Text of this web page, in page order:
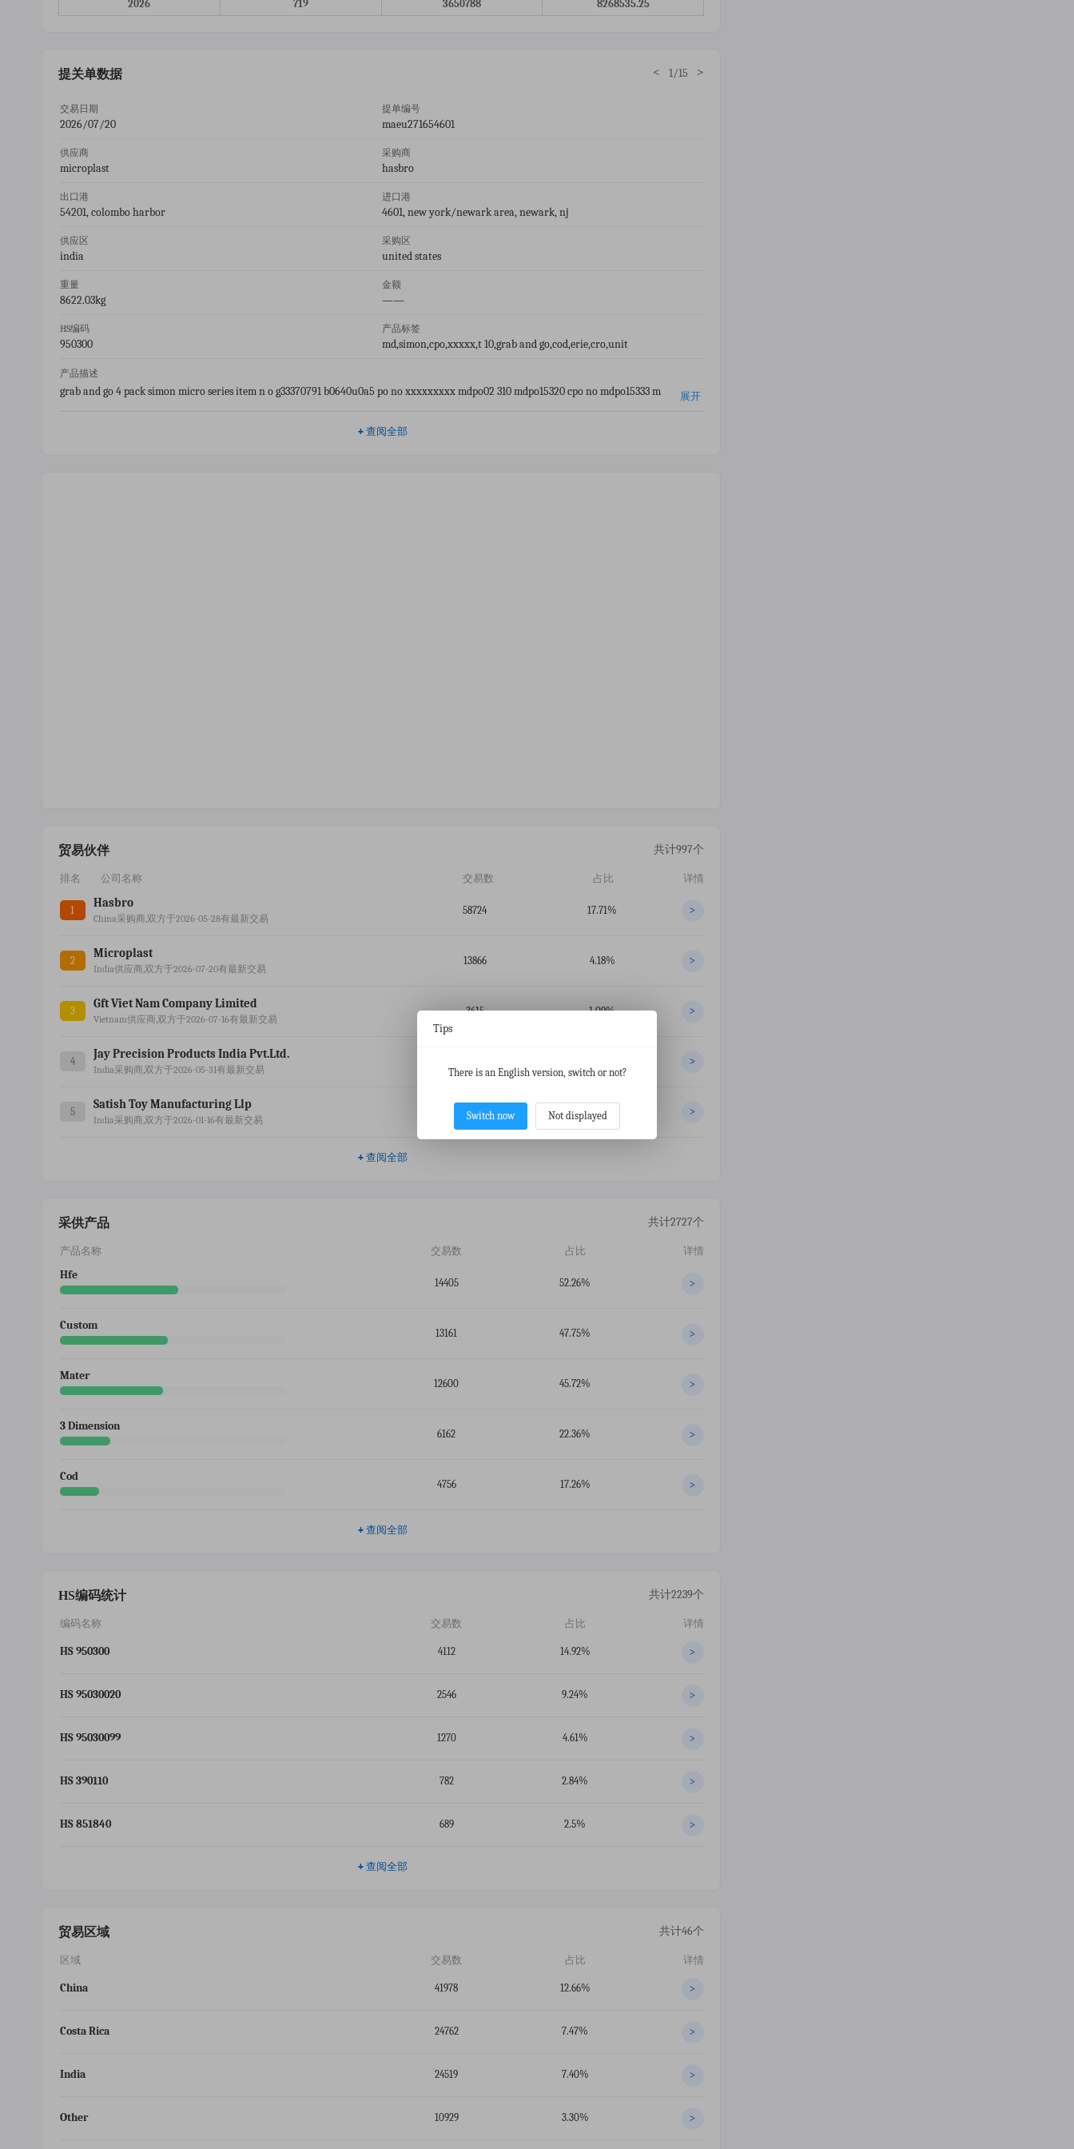
2026
719 3650788 8268535.25
提关单数据 < 1/15 >
交易日期
2026/07/20
提单编号
maeu271654601
供应商
microplast
采购商
hasbro
出口港
54201, colombo harbor
进口港
4601, new york/newark area, newark, nj
供应区
india
采购区
united states
重量
8622.03kg
金额
——
HS编码
950300
产品标签
md,simon,cpo,xxxxx,t 10,grab and go,cod,erie,cro,unit
产品描述
grab and go 4 pack simon micro series item n o g33370791 b0640u0a5 po no xxxxxxxxx mdpo02 310 mdpo15320 cpo no mdpo15333 m
展开
+ 查阅全部
贸易伙伴 共计997个
排名 公司名称 交易数 占比 详情
1
Hasbro
China采购商,双方于2026-05-28有最新交易
58724 17.71% >
2
Microplast
India供应商,双方于2026-07-20有最新交易
13866 4.18% >
3
Gft Viet Nam Company Limited
Vietnam供应商,双方于2026-07-16有最新交易
3615 1.09% >
4
Jay Precision Products India Pvt.ltd.
India采购商,双方于2026-05-31有最新交易
>
5
Satish Toy Manufacturing Llp
India采购商,双方于2026-01-16有最新交易
2354 0.71% >
+ 查阅全部
采供产品 共计2727个
产品名称 交易数 占比 详情
Hfe
14405 52.26% >
Custom
13161 47.75% >
Mater
12600 45.72% >
3 Dimension
6162 22.36% >
Cod
4756 17.26% >
+ 查阅全部
HS编码统计 共计2239个
编码名称 交易数 占比 详情
HS 950300 4112 14.92% >
HS 95030020 2546 9.24% >
HS 95030099 1270 4.61% >
HS 390110 782 2.84% >
HS 851840 689 2.5% >
+ 查阅全部
贸易区域 共计46个
区域 交易数 占比 详情
China 41978 12.66% >
Costa Rica 24762 7.47% >
India 24519 7.40% >
Other 10929 3.30% >
Tips
There is an English version, switch or not?
Switch now Not displayed